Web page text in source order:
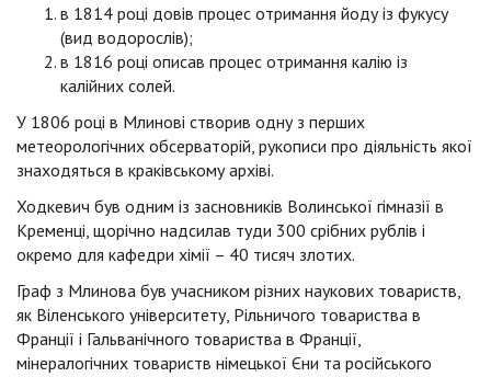
в 1814 році довів процес отримання йоду із фукусу
(вид водорослів);
в 1816 році описав процес отримання калію із
калійних солей.
У 1806 році в Млинові створив одну з перших
метеорологічних обсерваторій, рукописи про діяльність якої
знаходяться в краківському архіві.
Ходкевич був одним із засновників Волинської гімназії в
Кременці, щорічно надсилав туди 300 срібних рублів і
окремо для кафедри хімії – 40 тисяч злотих.
Граф з Млинова був учасником різних наукових товариств,
як Віленського університету, Рільничого товариства в
Франції i Гальванічного товариства в Франції,
мінералогічних товариств німецької Єни та російського